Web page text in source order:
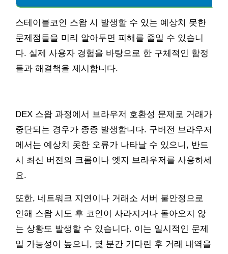
스테이블코인 스왑 시 발생할 수 있는 예상치 못한
문제점들을 미리 알아두면 피해를 줄일 수 있습니
다. 실제 사용자 경험을 바탕으로 한 구체적인 함정
들과 해결책을 제시합니다.
DEX 스왑 과정에서 브라우저 호환성 문제로 거래가
중단되는 경우가 종종 발생합니다. 구버전 브라우저
에서는 예상치 못한 오류가 나타날 수 있으니, 반드
시 최신 버전의 크롬이나 엣지 브라우저를 사용하세
요.
또한, 네트워크 지연이나 거래소 서버 불안정으로
인해 스왑 시도 후 코인이 사라지거나 돌아오지 않
는 상황도 발생할 수 있습니다. 이는 일시적인 문제
일 가능성이 높으니, 몇 분간 기다린 후 거래 내역을